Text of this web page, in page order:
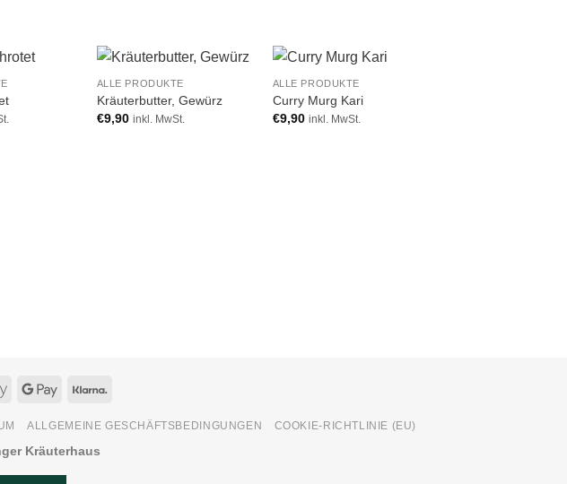
Add to
wishlist
ALLE PRODUKTE
Kräuterbutter, Gewürz
€9,90 inkl. MwSt.
ALLE PRODUKTE
Curry Murg Kari
€9,90 inkl. MwSt.
Apple
Google
ALLGEMEINE GESCHÄFTSBEDINGUNGEN COOKIE-RICHTLINIE (EU)
Kräuterhaus